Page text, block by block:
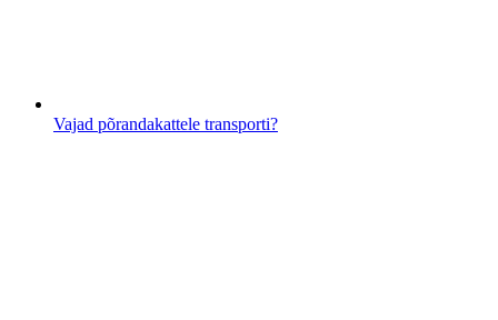
Vajad põrandakattele transporti?